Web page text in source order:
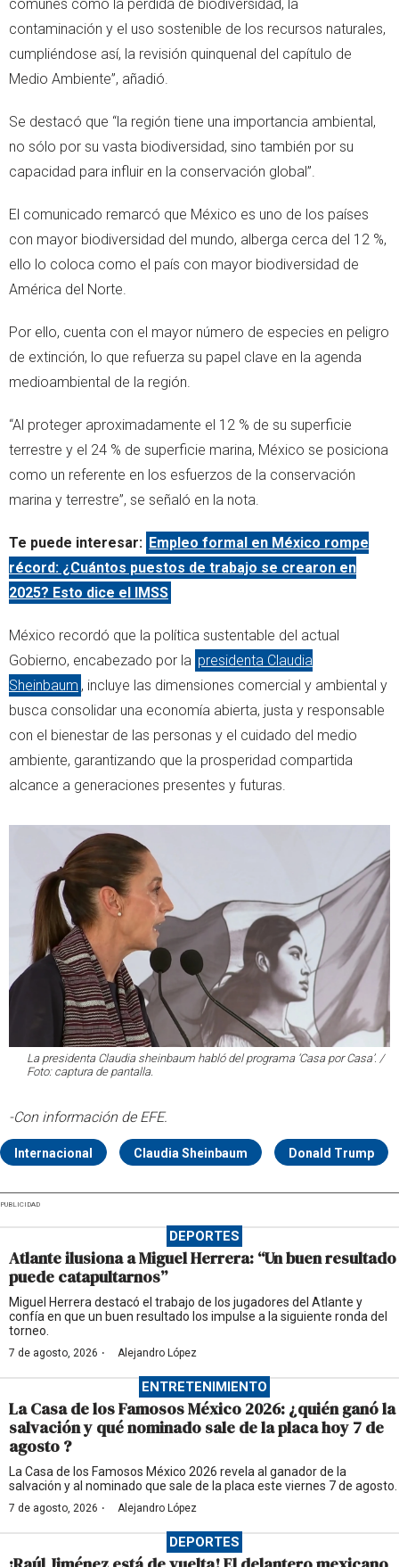
comunes como la pérdida de biodiversidad, la
contaminación y el uso sostenible de los recursos naturales,
cumpliéndose así, la revisión quinquenal del capítulo de
Medio Ambiente”, añadió.
Se destacó que “la región tiene una importancia ambiental,
no sólo por su vasta biodiversidad, sino también por su
capacidad para influir en la conservación global”.
El comunicado remarcó que México es uno de los países
con mayor biodiversidad del mundo, alberga cerca del 12 %,
ello lo coloca como el país con mayor biodiversidad de
América del Norte.
Por ello, cuenta con el mayor número de especies en peligro
de extinción, lo que refuerza su papel clave en la agenda
medioambiental de la región.
“Al proteger aproximadamente el 12 % de su superficie
terrestre y el 24 % de superficie marina, México se posiciona
como un referente en los esfuerzos de la conservación
marina y terrestre”, se señaló en la nota.
Te puede interesar: Empleo formal en México rompe
récord: ¿Cuántos puestos de trabajo se crearon en
2025? Esto dice el IMSS
México recordó que la política sustentable del actual
Gobierno, encabezado por la presidenta Claudia
Sheinbaum , incluye las dimensiones comercial y ambiental y
busca consolidar una economía abierta, justa y responsable
con el bienestar de las personas y el cuidado del medio
ambiente, garantizando que la prosperidad compartida
alcance a generaciones presentes y futuras.
La presidenta Claudia sheinbaum habló del programa ‘Casa por Casa’. /
Foto: captura de pantalla.
-Con información de EFE.
Internacional Claudia Sheinbaum Donald Trump
PUBLICIDAD
DEPORTES
Atlante ilusiona a Miguel Herrera: “Un buen resultado
puede catapultarnos”
Miguel Herrera destacó el trabajo de los jugadores del Atlante y
confía en que un buen resultado los impulse a la siguiente ronda del
torneo.
7 de agosto, 2026 · Alejandro López
ENTRETENIMIENTO
La Casa de los Famosos México 2026: ¿quién ganó la
salvación y qué nominado sale de la placa hoy 7 de
agosto ?
La Casa de los Famosos México 2026 revela al ganador de la
salvación y al nominado que sale de la placa este viernes 7 de agosto.
7 de agosto, 2026 · Alejandro López
DEPORTES